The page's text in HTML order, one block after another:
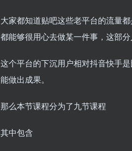
大家都知道贴吧这些老平台的流量
都能够很用心去做某一件事，这部
这个平台的下沉用户相对抖音快手
能做出成果。
那么本节课程分为了九节课程
其中包含